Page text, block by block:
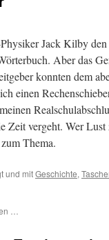
Jack Kilby
Aber das
konnten dem
einen
Zeit vergeht. Wer
Thema.
und mitGeschichte,
…